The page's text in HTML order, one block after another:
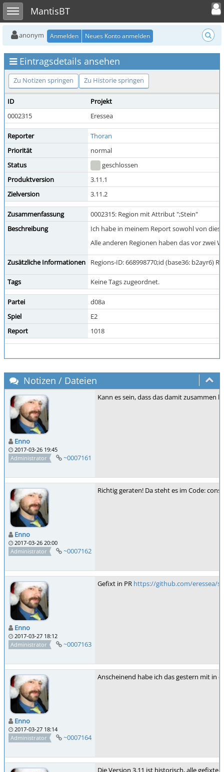
Toggle sidebarMantisBT
Toggle
anonym Anmelden Neues Konto anmelden
Eintragsdetails ansehen
Zu Notizen springen Zu Historie springen
ID
Projekt
0002315
Eressea
Reporter
Thoran
Priorität
normal
Status
geschlossen
Produktversion
3.11.1
Zielversion
3.11.2
Zusammenfassung
0002315: Region mit Attribut ";Stein"
Beschreibung
Ich habe in meinem Report sowohl von
Alle anderen Regionen haben das vor zwei
Zusätzliche Informationen Regions-ID: 668998770;id (base36: b2ayr6)
Tags Keine Tags zugeordnet.
Partei
d08a
Spiel
E2
Report
1018
Notizen / Dateien
Enno
2017-03-26 19:45
Administrator
~0007161
Kann es sein, dass das damit zusammen
Enno
2017-03-26 20:00
Administrator
~0007162
Richtig geraten! Da steht es im Code:
Enno
2017-03-27 18:12
Administrator
~0007163
Gefixt in PR https://github.com/eressea/
Enno
2017-03-27 18:14
Administrator
~0007164
Anscheinend habe ich das gestern mit in
Die Version 3.11 ist historisch, alle